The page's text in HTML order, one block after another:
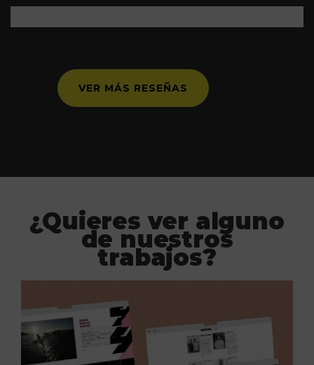
VER MÁS RESEÑAS
¿Quieres ver alguno
de nuestros
trabajos?